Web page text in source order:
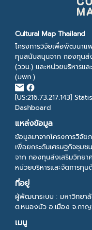
Cultural Map Thailand
โครงการวิจัยเพื่อพัฒนา
ทุนสนับสนุนจาก กองทุนส่
(ววน.) และหน่วยบริหารแ
(บพท.)
[US:216.73.217.143]
Dashboard
แหล่งข้อมูล
ข้อมูลมาจากโครงการวิจั
เพื่อยกระดับเศรษฐกิจชุม
จาก กองทุนส่งเสริมวิทยา
หน่วยบริหารและจัดการทุ
ที่อยู่
ผู้พัฒนาระบบ : มหาวิทยา
ต.หนองบัว อ.เมือง จ.กาญ
เมนู